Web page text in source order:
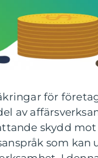
för
av
skydd mot
som kan